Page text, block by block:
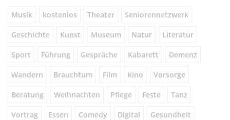
Musik kostenlos Theater Seniorennetzwerk
Geschichte Kunst Museum Natur Literatur
Sport Führung Gespräche Kabarett Demenz
Wandern Brauchtum Film Kino Vorsorge
Beratung Weihnachten Pflege Feste Tanz
Vortrag Essen Comedy Digital Gesundheit